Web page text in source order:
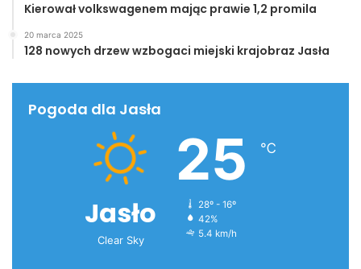
Kierował volkswagenem mając prawie 1,2 promila
20 marca 2025
128 nowych drzew wzbogaci miejski krajobraz Jasła
Pogoda dla Jasła
Jasło
Clear Sky
25 ℃
28º - 16º
42%
5.4 km/h